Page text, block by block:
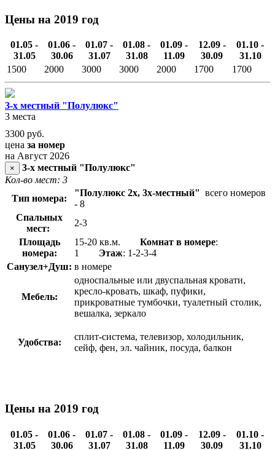
Цены на 2019 год
01.05 -
31.05
01.06 -
30.06
01.07 -
31.07
01.08 -
31.08
01.09 -
11.09
12.09 -
30.09
01.10 -
31.10
1500
2000 3000 3000 2000 1700 1700
3-х местный "Полулюкс"
3 места
3300 руб.
цена за номер
на Август 2026
×
3-х местный "Полулюкс"
Кол-во мест: 3
Тип номера:
"Полулюкс 2х, 3х-местный" всего номеров
- 8
Спальных
мест:
2-3
Площадь
номера:
15-20 кв.м. Комнат в номере:
1 Этаж: 1-2-3-4
Санузел+Душ: в номере
Мебель:
односпальные или двуспальная кровати,
кресло-кровать, шкаф, пуфики,
прикроватные тумбочки, туалетный столик,
вешалка, зеркало
Удобства:
сплит-система, телевизор, холодильник,
сейф, фен, эл. чайник, посуда, балкон
Цены на 2019 год
01.05 -
31.05
01.06 -
30.06
01.07 -
31.07
01.08 -
31.08
01.09 -
11.09
12.09 -
30.09
01.10 -
31.10